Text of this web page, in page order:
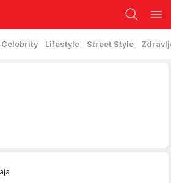
Celebrity Lifestyle Street Style